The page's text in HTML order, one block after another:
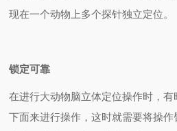
现在一个动物上多个探针独立定位。
锁定可靠
在进行大动物脑立体定位操作时，
下面来进行操作，这时就需要将操